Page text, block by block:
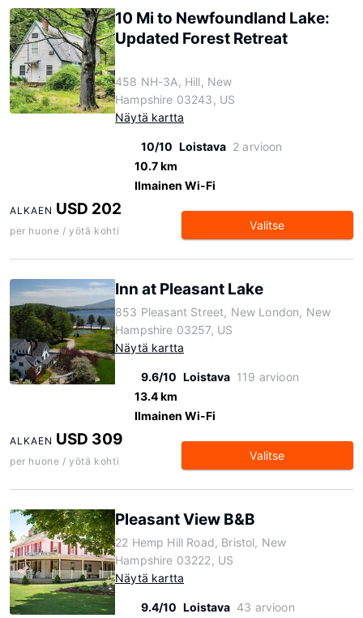
10 Mi to Newfoundland Lake:
Updated Forest Retreat
458 NH-3A, Hill, New
Hampshire 03243, US
Näytä kartta
10/10 Loistava 2 arvioon
10.7 km
Ilmainen Wi-Fi
ALKAEN USD 202
per huone / yötä kohti Valitse
Inn at Pleasant Lake
853 Pleasant Street, New London, New
Hampshire 03257, US
Näytä kartta
9.6/10 Loistava 119 arvioon
13.4 km
Ilmainen Wi-Fi
ALKAEN USD 309
per huone / yötä kohti Valitse
Pleasant View B&B
22 Hemp Hill Road, Bristol, New
Hampshire 03222, US
Näytä kartta
9.4/10 Loistava 43 arvioon